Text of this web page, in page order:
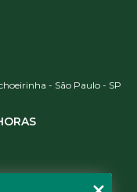
- São Paulo - SP